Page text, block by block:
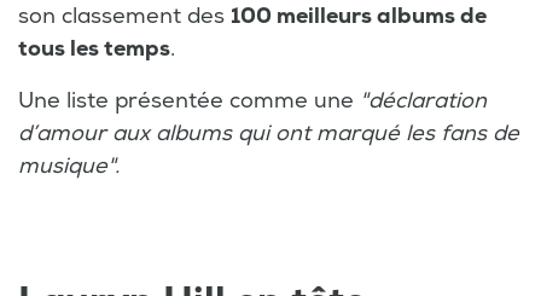
son classement des 100 meilleurs albums de
tous les temps.
Une liste présentée comme une "déclaration
d’amour aux albums qui ont marqué les fans de
musique".